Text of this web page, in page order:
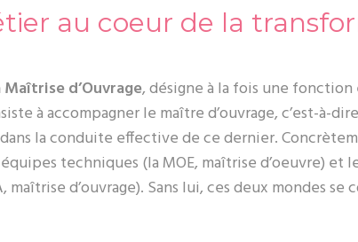
au coeur de la
d’Ouvrage, désigne à la fois une fonction
à accompagner le maître d’ouvrage, c’est-à-
la conduite effective de ce dernier.
techniques (la MOE, maîtrise d’oeuvre) et
d’ouvrage). Sans lui, ces deux mondes se